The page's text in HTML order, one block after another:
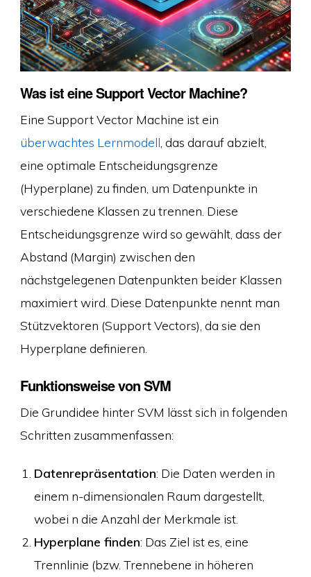
Was ist eine Support Vector Machine?
Eine Support Vector Machine ist ein
überwachtes Lernmodell , das darauf abzielt,
eine optimale Entscheidungsgrenze
(Hyperplane) zu finden, um Datenpunkte in
verschiedene Klassen zu trennen. Diese
Entscheidungsgrenze wird so gewählt, dass der
Abstand (Margin) zwischen den
nächstgelegenen Datenpunkten beider Klassen
maximiert wird. Diese Datenpunkte nennt man
Stützvektoren (Support Vectors), da sie den
Hyperplane definieren.
Funktionsweise von SVM
Die Grundidee hinter SVM lässt sich in folgenden
Schritten zusammenfassen:
Datenrepräsentation: Die Daten werden in
einem n-dimensionalen Raum dargestellt,
wobei n die Anzahl der Merkmale ist.
Hyperplane finden: Das Ziel ist es, eine
Trennlinie (bzw. Trennebene in höheren